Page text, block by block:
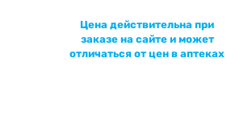
Цена действительна при
заказе на сайте и может
отличаться от цен в аптеках